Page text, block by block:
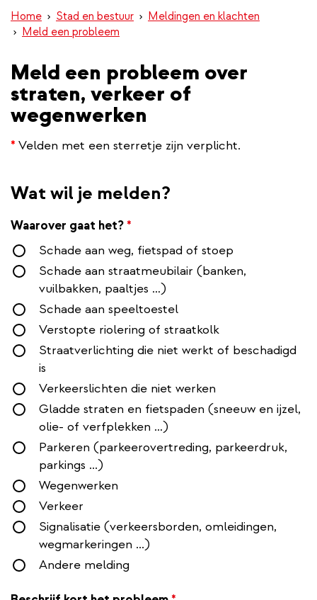
inhoud
gaan
Home Stad en bestuur
Meldingen en klachten
Meld een probleem
Meld een probleem over
straten, verkeer of
wegenwerken
* Velden met een sterretje zijn verplicht.
Wat wil je melden?
Waarover gaat het? *
Schade aan weg, fietspad of stoep
Schade aan straatmeubilair (banken,
vuilbakken, paaltjes …)
Schade aan speeltoestel
Verstopte riolering of straatkolk
Straatverlichting die niet werkt of beschadigd
is
Verkeerslichten die niet werken
Gladde straten en fietspaden (sneeuw en ijzel,
olie- of verfplekken …)
Parkeren (parkeerovertreding, parkeerdruk,
parkings ...)
Wegenwerken
Verkeer
Signalisatie (verkeersborden, omleidingen,
wegmarkeringen ...)
Andere melding